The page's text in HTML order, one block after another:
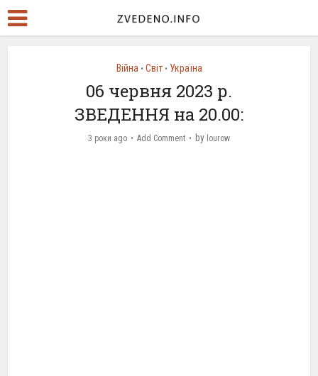
Війна • Світ • Україна
06 червня 2023 р.
ЗВЕДЕННЯ на 20.00:
3 роки ago Add Comment by lourow